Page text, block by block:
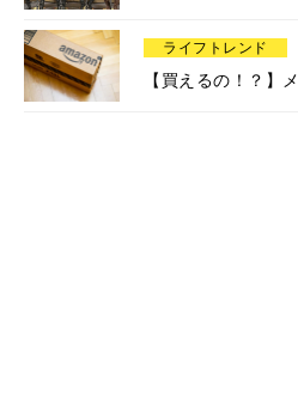
ライフトレンド
【買えるの！？】